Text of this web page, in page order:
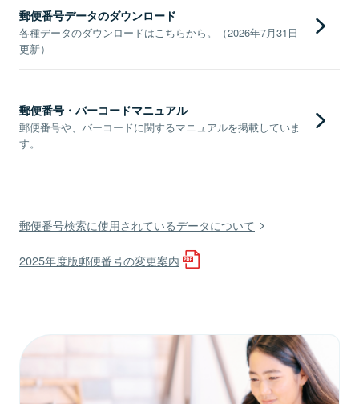
郵便番号データのダウンロード
各種データのダウンロードはこちらから。（2026年7月31日
更新）
郵便番号・バーコードマニュアル
郵便番号や、バーコードに関するマニュアルを掲載していま
す。
郵便番号検索に使用されているデータについて
2025年度版郵便番号の変更案内